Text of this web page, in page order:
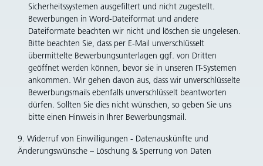
Sicherheitssystemen ausgefiltert und nicht zugestellt.
Bewerbungen in Word-Dateiformat und andere
Dateiformate beachten wir nicht und löschen sie ungelesen.
Bitte beachten Sie, dass per E-Mail unverschlüsselt
übermittelte Bewerbungsunterlagen ggf. von Dritten
geöffnet werden können, bevor sie in unseren IT-Systemen
ankommen. Wir gehen davon aus, dass wir unverschlüsselte
Bewerbungsmails ebenfalls unverschlüsselt beantworten
dürfen. Sollten Sie dies nicht wünschen, so geben Sie uns
bitte einen Hinweis in Ihrer Bewerbungsmail.
9. Widerruf von Einwilligungen - Datenauskünfte und
Änderungswünsche – Löschung & Sperrung von Daten